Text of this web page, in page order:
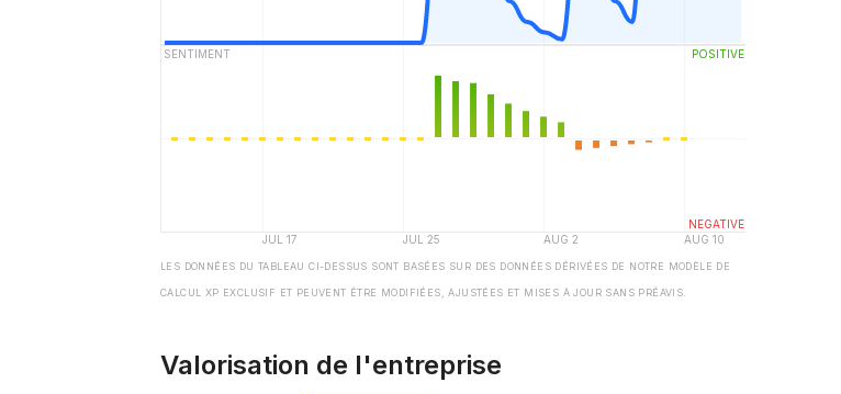
LES DONNÉES DU TABLEAU CI-DESSUS SONT BASÉES SUR DES DONNÉES DÉRIVÉES DE NOTRE MODÈLE DE
CALCUL XP EXCLUSIF ET PEUVENT ÊTRE MODIFIÉES, AJUSTÉES ET MISES À JOUR SANS PRÉAVIS.
Valorisation de l'entreprise